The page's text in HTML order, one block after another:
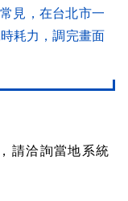
見，在台北市一
耗力，調完畫面
請洽詢當地系統